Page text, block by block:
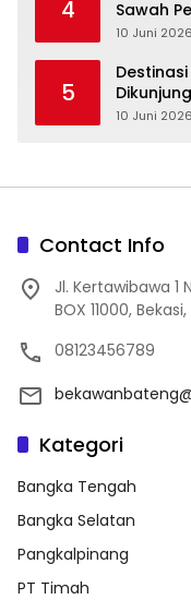
4
Sawah
10 Juni 2026
5
Akhir
10 Juni 2026
Contact Info
Jl. Kertawibawa 1
BOX 11000,
08123456789
Kategori
Bangka Tengah
Bangka Selatan
Pangkalpinang
PT Timah